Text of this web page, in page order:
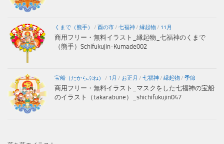
くまで（熊手） / 酉の市/ 七福神/ 縁起物/ 11月
商用フリー・無料イラスト_縁起物_七福神のくまで
（熊手）Schifukujin-Kumade002
宝船（たからぶね） / 1月 / お正月 / 七福神/ 縁起物/ 季節
商用フリー・無料イラスト_マスクをした七福神の宝船
のイラスト（takarabune）_shichifukujin047